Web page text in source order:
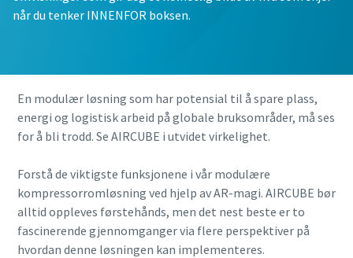
når du tenker INNENFOR boksen.
En modulær løsning som har potensial til å spare plass,
energi og logistisk arbeid på globale bruksområder, må ses
for å bli trodd. Se AIRCUBE i utvidet virkelighet.
Forstå de viktigste funksjonene i vår modulære
kompressorromløsning ved hjelp av AR-magi. AIRCUBE bør
alltid oppleves førstehånds, men det nest beste er to
fascinerende gjennomganger via flere perspektiver på
hvordan denne løsningen kan implementeres.